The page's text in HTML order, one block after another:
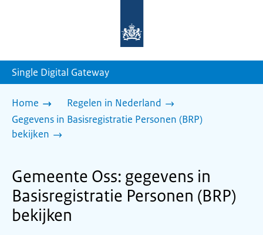
homepage
Single Digital Gateway
Home
Regelen in Nederland
Gegevens in Basisregistratie Personen (BRP)
bekijken
Gemeente Oss: gegevens in
Basisregistratie Personen (BRP)
bekijken